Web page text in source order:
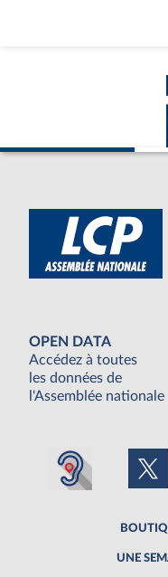
OPEN DATA
Accédez à toutes
les données de
l'Assemblée nationale
UNE